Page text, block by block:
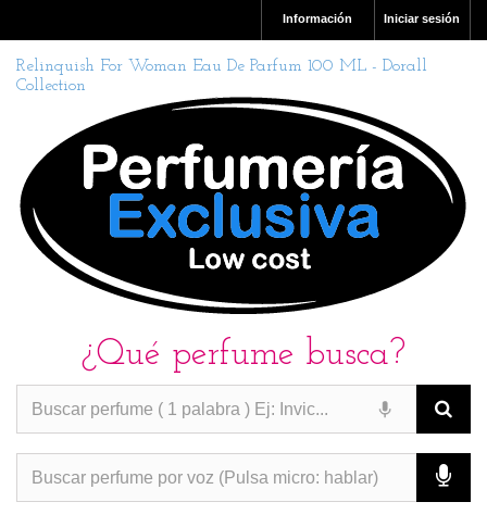
Iniciar sesión
Información
Relinquish For Woman Eau De Parfum 100 ML - Dorall
Collection
¿Qué perfume busca?